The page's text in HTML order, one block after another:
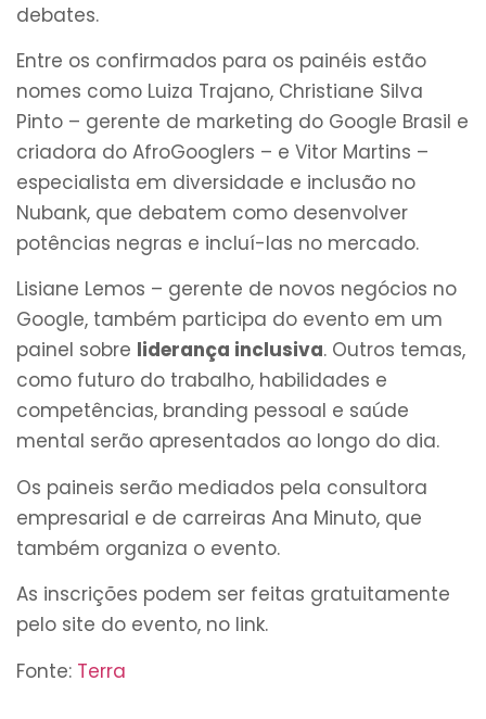
debates.
Entre os confirmados para os painéis estão
nomes como Luiza Trajano, Christiane Silva
Pinto – gerente de marketing do Google Brasil e
criadora do AfroGooglers – e Vitor Martins –
especialista em diversidade e inclusão no
Nubank, que debatem como desenvolver
potências negras e incluí-las no mercado.
Lisiane Lemos – gerente de novos negócios no
Google, também participa do evento em um
painel sobre liderança inclusiva. Outros temas,
como futuro do trabalho, habilidades e
competências, branding pessoal e saúde
mental serão apresentados ao longo do dia.
Os paineis serão mediados pela consultora
empresarial e de carreiras Ana Minuto, que
também organiza o evento.
As inscrições podem ser feitas gratuitamente
pelo site do evento, no link.
Fonte: Terra